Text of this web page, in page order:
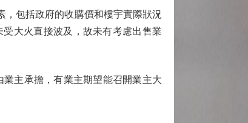
包括政府的收購價和樓宇實際狀況
大火直接波及，故未有考慮出售業
主承擔，有業主期望能召開業主大